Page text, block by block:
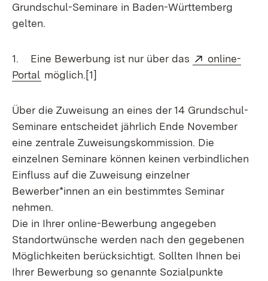
Grundschul-Seminare in Baden-Württemberg
gelten.
1. Eine Bewerbung ist nur über das Extern:
online-
Portal (Öffnet in neuem Fenster)
möglich.[1]
Über die Zuweisung an eines der 14 Grundschul-
Seminare entscheidet jährlich Ende November
eine zentrale Zuweisungskommission. Die
einzelnen Seminare können keinen verbindlichen
Einfluss auf die Zuweisung einzelner
Bewerber*innen an ein bestimmtes Seminar
nehmen.
Die in Ihrer online-Bewerbung angegeben
Standortwünsche werden nach den gegebenen
Möglichkeiten berücksichtigt. Sollten Ihnen bei
Ihrer Bewerbung so genannte Sozialpunkte